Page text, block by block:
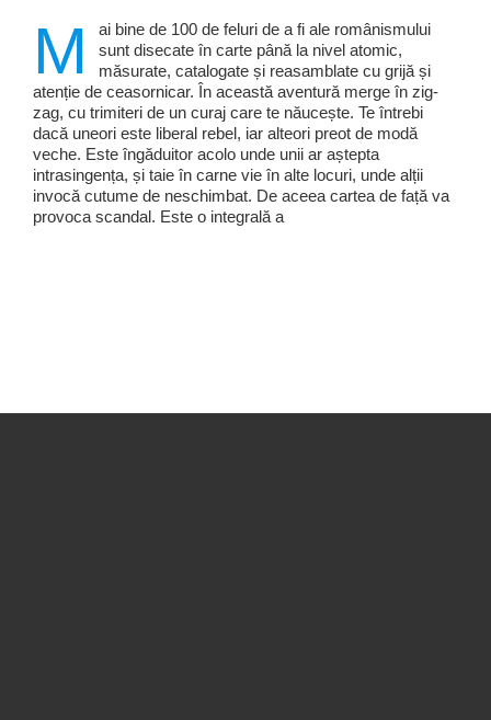
M
ai bine de 100 de feluri de a fi ale românismului
sunt disecate în carte până la nivel atomic,
măsurate, catalogate și reasamblate cu grijă și
atenție de ceasornicar. În această aventură merge în zig-
zag, cu trimiteri de un curaj care te năucește. Te întrebi
dacă uneori este liberal rebel, iar alteori preot de modă
veche. Este îngăduitor acolo unde unii ar aștepta
intrasingența, și taie în carne vie în alte locuri, unde alții
invocă cutume de neschimbat. De aceea cartea de față va
provoca scandal. Este o integrală a